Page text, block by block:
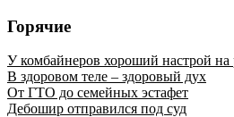
Горячие
У комбайнеров хороший настрой на
В здоровом теле – здоровый дух
От ГТО до семейных эстафет
Дебошир отправился под суд